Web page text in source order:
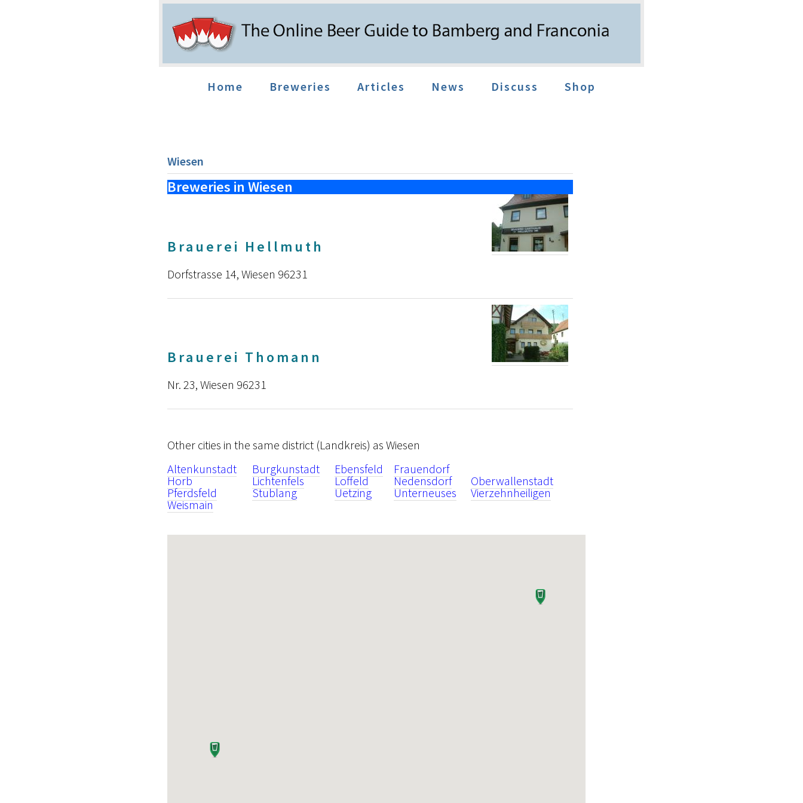
Home Breweries Articles News Discuss Shop
Wiesen
Breweries in Wiesen
Brauerei Hellmuth
Dorfstrasse 14, Wiesen 96231
Brauerei Thomann
Nr. 23, Wiesen 96231
Other cities in the same district (Landkreis) as Wiesen
Altenkunstadt
Burgkunstadt Ebensfeld
Frauendorf
Horb
Lichtenfels Loffeld Nedensdorf
Oberwallenstadt
Pferdsfeld
Stublang Uetzing Unterneuses
Vierzehnheiligen
Weismain